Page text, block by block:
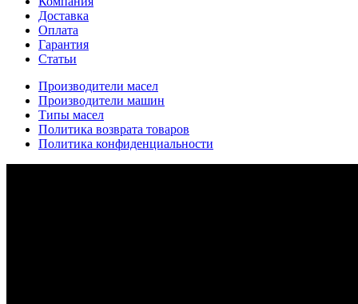
Доставка
Оплата
Гарантия
Статьи
Производители масел
Производители машин
Типы масел
Политика возврата товаров
Политика конфиденциальности